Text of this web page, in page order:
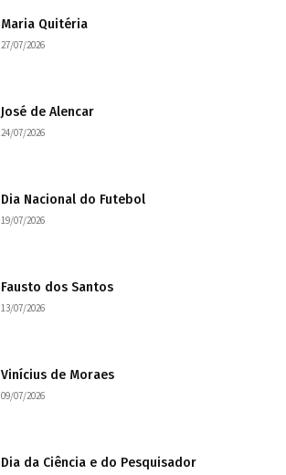
Maria Quitéria
27/07/2026
José de Alencar
24/07/2026
Dia Nacional do Futebol
19/07/2026
Fausto dos Santos
13/07/2026
Vinícius de Moraes
09/07/2026
Dia da Ciência e do Pesquisador